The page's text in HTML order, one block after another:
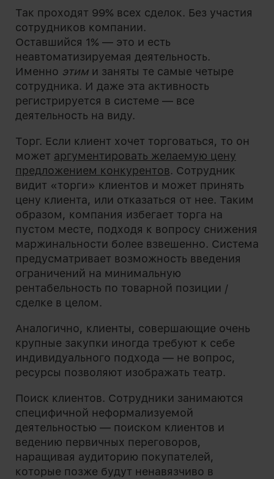
Так проходят 99% всех сделок. Без участия
сотрудников компании.
Оставшийся 1% — это и есть
неавтоматизируемая деятельность.
Именно этим и заняты те самые четыре
сотрудника. И даже эта активность
регистрируется в системе — все
деятельность на виду.
Торг. Если клиент хочет торговаться, то он
может аргументировать желаемую цену
предложением конкурентов. Сотрудник
видит «торги» клиентов и может принять
цену клиента, или отказаться от нее. Таким
образом, компания избегает торга на
пустом месте, подходя к вопросу снижения
маржинальности более взвешенно. Система
предусматривает возможность введения
ограничений на минимальную
рентабельность по товарной позиции /
сделке в целом.
Аналогично, клиенты, совершающие очень
крупные закупки иногда требуют к себе
индивидуального подхода — не вопрос,
ресурсы позволяют изображать театр.
Поиск клиентов. Сотрудники занимаются
специфичной неформализуемой
деятельностью — поиском клиентов и
ведению первичных переговоров,
наращивая аудиторию покупателей,
которые позже будут ненавязчиво в